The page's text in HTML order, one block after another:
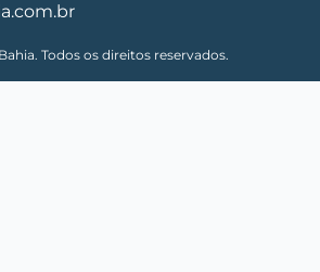
Todos os direitos reservados.